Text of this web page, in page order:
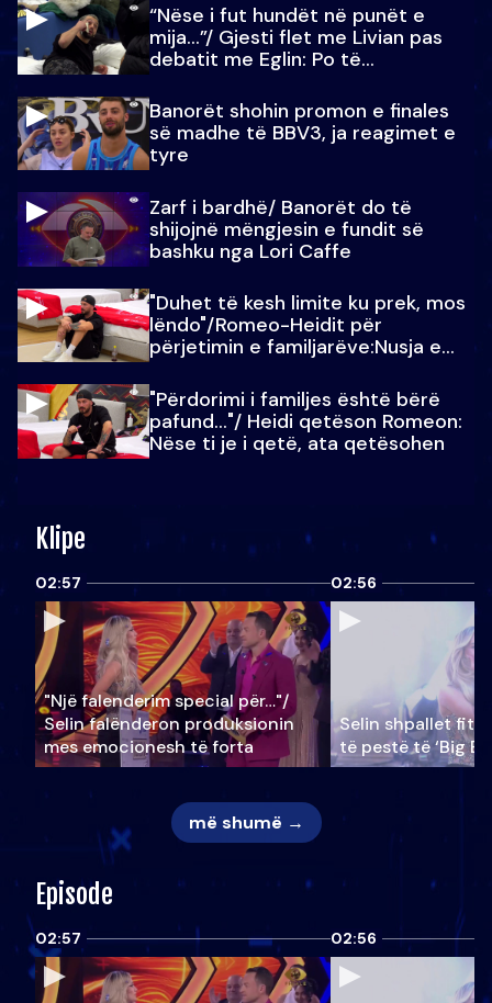
“Nëse i fut hundët në punët e
mija…”/ Gjesti flet me Livian pas
debatit me Eglin: Po të
Banorët shohin promon e finales
së madhe të BBV3, ja reagimet e
tyre
Zarf i bardhë/ Banorët do të
shijojnë mëngjesin e fundit së
bashku nga Lori Caffe
"Duhet të kesh limite ku prek, mos
lëndo"/Romeo-Heidit për
përjetimin e familjarëve:Nusja e
"Përdorimi i familjes është bërë
pafund…"/ Heidi qetëson Romeon:
Nëse ti je i qetë, ata qetësohen
Klipe
02:57
"Një falenderim special për…"/
Selin falënderon produksionin
mes emocionesh të forta
02:56
Selin shpallet
të pestë të ‘Big
më shumë →
Episode
02:57 02:56